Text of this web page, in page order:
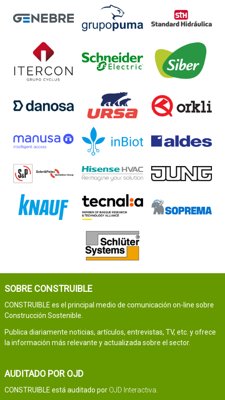
SOBRE CONSTRUIBLE
CONSTRUIBLE es el principal medio de comunicación on-line sobre
Construcción Sostenible.
Publica diariamente noticias, artículos, entrevistas, TV, etc. y ofrece
la información más relevante y actualizada sobre el sector.
AUDITADO POR OJD
CONSTRUIBLE está auditado por OJD Interactiva